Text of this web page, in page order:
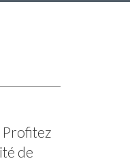
Profitez
de